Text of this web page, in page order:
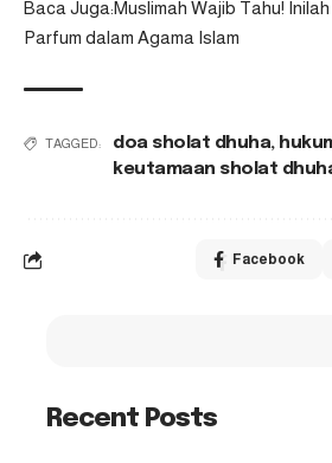
Baca Juga:Muslimah Wajib Tahu!
Parfum dalam Agama Islam
TAGGED: doa sholat dhuha,
keutamaan sholat
Facebook
Recent Posts